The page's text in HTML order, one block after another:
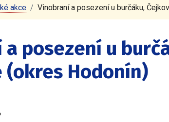
akce Vinobraní a posezení u burčáku,
posezení u
(okres Hodonín)